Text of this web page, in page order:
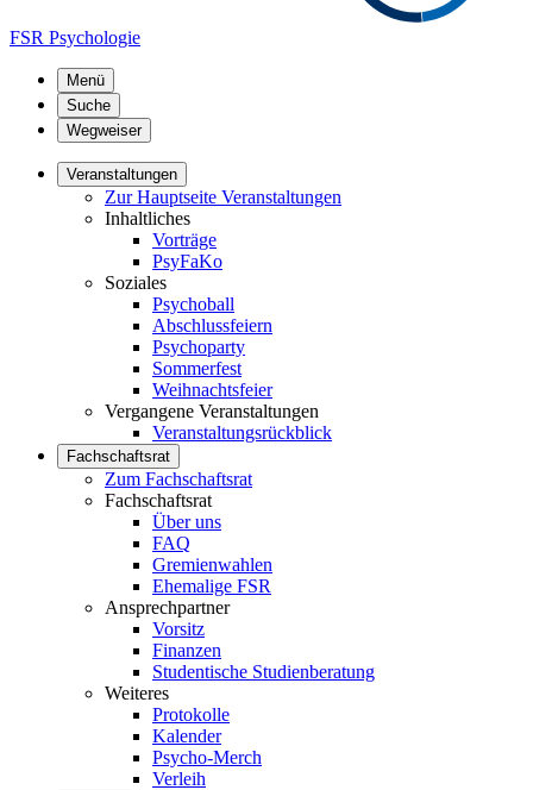
FSR Psychologie
Menü
Suche
Wegweiser
Veranstaltungen
Zur Hauptseite Veranstaltungen
Inhaltliches
Vorträge
PsyFaKo
Soziales
Psychoball
Abschlussfeiern
Psychoparty
Sommerfest
Weihnachtsfeier
Vergangene Veranstaltungen
Veranstaltungsrückblick
Fachschaftsrat
Zum Fachschaftsrat
Fachschaftsrat
Über uns
FAQ
Gremienwahlen
Ehemalige FSR
Ansprechpartner
Vorsitz
Finanzen
Studentische Studienberatung
Weiteres
Protokolle
Kalender
Psycho-Merch
Verleih